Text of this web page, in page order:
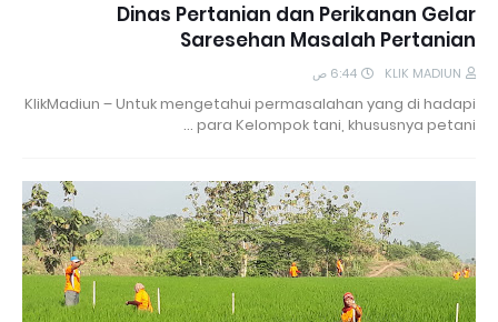
Dinas Pertanian dan Perikanan Gelar
Saresehan Masalah Pertanian
KLIK MADIUN 6:44 ص
KlikMadiun – Untuk mengetahui permasalahan yang di hadapi
para Kelompok tani, khususnya petani …